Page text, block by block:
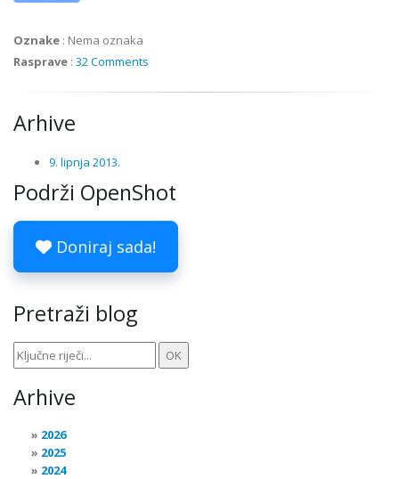
Oznake : Nema oznaka
Rasprave : 32 Comments
Arhive
9. lipnja 2013.
Podrži OpenShot
Doniraj sada!
Pretraži blog
Arhive
2026
2025
2024